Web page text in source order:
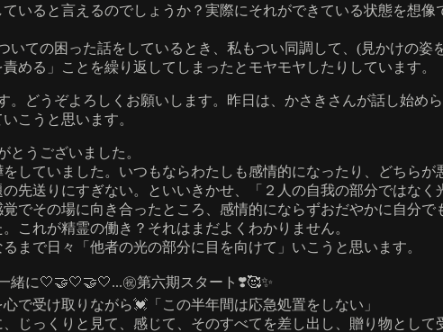
いると言えるのでしょうか？実際にそれができている状態を想
いての困った話をしているとき、私もつい同調して、(見かけの
める」ことを繰り返してしまったとモヤモヤしたりしています。
。どうぞよろしくお願いします。昨日は、かさきさんが話し始
こうと思います。
とうございました。
していました。いつもならわたしも感情的になったり、どちら
先送りにすぎない。といいきかせ、「２人の自我の部分ではな
でその場に向き合ったところ、感情的にならずおだやかに自分
これが精霊の働き？それはまだよくわかりません。
まで日々「他者の光の部分に目を向けて」いこうと思います。
緒に🤍🤝🤍🤝🤍...㊗️第六期スタート❣️🥰✨
で受け取りながら💓「この半年間は応急処置をしない」
じっくりと見て、感じて、そのすべてを差し出し、贈り物として